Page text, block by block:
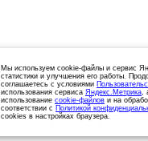
Мы используем cookie-файлы и сервис
статистики и улучшения его работы.
соглашаетесь с условиями
использования сервиса Яндекс.Метрика,
использование cookie-файлов и на
соответствии с Политикой
cookies в настройках браузера.